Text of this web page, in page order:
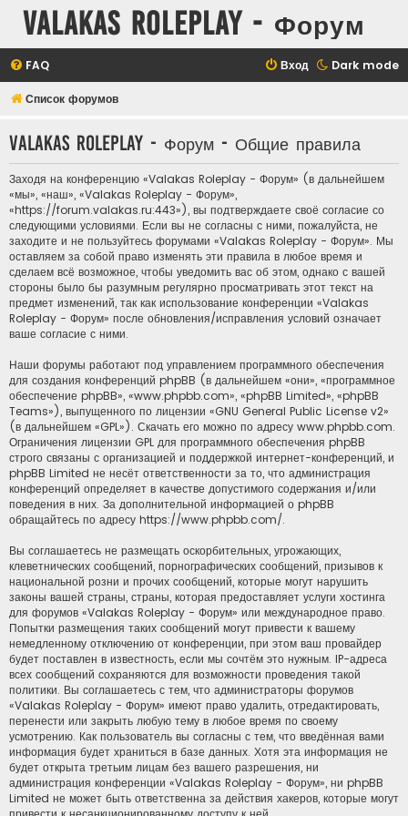
Valakas Roleplay - Форум
Dark mode
FAQ Вход
Список форумов
Valakas Roleplay - Форум - Общие правила
Заходя на конференцию «Valakas Roleplay - Форум» (в дальнейшем
«мы», «наш», «Valakas Roleplay - Форум»,
«https://forum.valakas.ru:443»), вы подтверждаете своё согласие со
следующими условиями. Если вы не согласны с ними, пожалуйста, не
заходите и не пользуйтесь форумами «Valakas Roleplay - Форум». Мы
оставляем за собой право изменять эти правила в любое время и
сделаем всё возможное, чтобы уведомить вас об этом, однако с вашей
стороны было бы разумным регулярно просматривать этот текст на
предмет изменений, так как использование конференции «Valakas
Roleplay - Форум» после обновления/исправления условий означает
ваше согласие с ними.
Наши форумы работают под управлением программного обеспечения
для создания конференций phpBB (в дальнейшем «они», «программное
обеспечение phpBB», «www.phpbb.com», «phpBB Limited», «phpBB
Teams»), выпущенного по лицензии «GNU General Public License v2»
(в дальнейшем «GPL»). Скачать его можно по адресу www.phpbb.com.
Ограничения лицензии GPL для программного обеспечения phpBB
строго связаны с организацией и поддержкой интернет-конференций, и
phpBB Limited не несёт ответственности за то, что администрация
конференций определяет в качестве допустимого содержания и/или
поведения в них. За дополнительной информацией о phpBB
обращайтесь по адресу https://www.phpbb.com/.
Вы соглашаетесь не размещать оскорбительных, угрожающих,
клеветнических сообщений, порнографических сообщений, призывов к
национальной розни и прочих сообщений, которые могут нарушить
законы вашей страны, страны, которая предоставляет услуги хостинга
для форумов «Valakas Roleplay - Форум» или международное право.
Попытки размещения таких сообщений могут привести к вашему
немедленному отключению от конференции, при этом ваш провайдер
будет поставлен в известность, если мы сочтём это нужным. IP-адреса
всех сообщений сохраняются для возможности проведения такой
политики. Вы соглашаетесь с тем, что администраторы форумов
«Valakas Roleplay - Форум» имеют право удалить, отредактировать,
перенести или закрыть любую тему в любое время по своему
усмотрению. Как пользователь вы согласны с тем, что введённая вами
информация будет храниться в базе данных. Хотя эта информация не
будет открыта третьим лицам без вашего разрешения, ни
администрация конференции «Valakas Roleplay - Форум», ни phpBB
Limited не может быть ответственна за действия хакеров, которые могут